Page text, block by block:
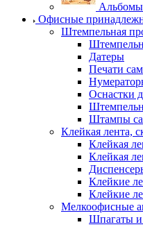
Альбомы
Офисные
Штемпельная
Датеры
Печати
Оснастки
Штампы
Клейкая лента,
Клейкая
Клейкая
Клейкие
Клейкие
Мелкоофисные
Шпагаты и